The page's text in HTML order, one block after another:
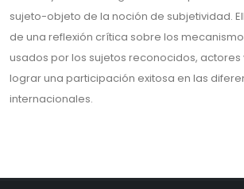
sujeto-objeto de la noción de subjetividad.
de una reflexión crítica sobre los
usados por los sujetos reconocidos,
lograr una participación exitosa en las
internacionales.